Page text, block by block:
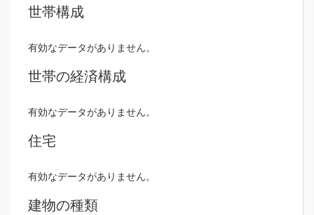
世帯構成
有効なデータがありません。
世帯の経済構成
有効なデータがありません。
住宅
有効なデータがありません。
建物の種類